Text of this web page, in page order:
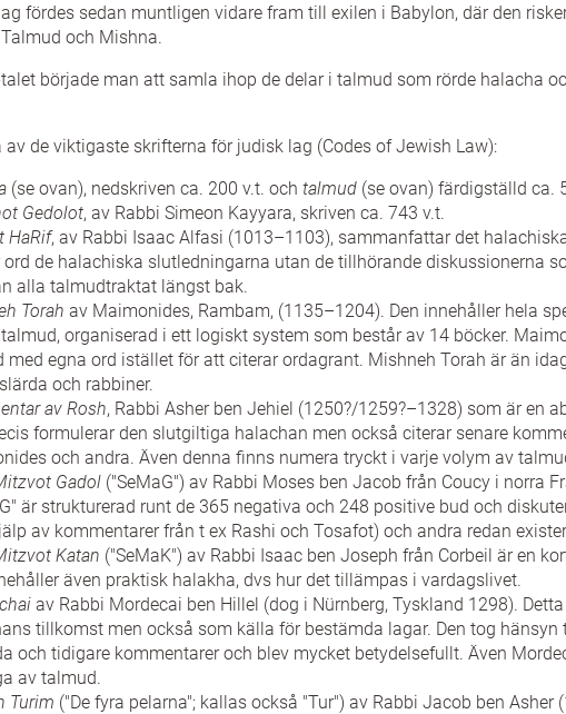
fördes sedan muntligen vidare fram till exilen i Babylon, där den
och Mishna.
började man att samla ihop de delar i talmud som rörde halacha
av de viktigaste skrifterna för judisk lag (Codes of Jewish Law):
(se ovan), nedskriven ca. 200 v.t. och talmud (se ovan) färdigställd ca.
Gedolot, av Rabbi Simeon Kayyara, skriven ca. 743 v.t.
HaRif, av Rabbi Isaac Alfasi (1013–1103), sammanfattar det
ord de halachiska slutledningarna utan de tillhörande diskussionerna
alla talmudtraktat längst bak.
Torah av Maimonides, Rambam, (1135–1204). Den innehåller hela
organiserad i ett logiskt system som består av 14 böcker.
med egna ord istället för att citerar ordagrant. Mishneh Torah är än
och rabbiner.
av Rosh, Rabbi Asher ben Jehiel (1250?/1259?–1328) som är en
formulerar den slutgiltiga halachan men också citerar senare
och andra. Även denna finns numera tryckt i varje volym av
Gadol ("SeMaG") av Rabbi Moses ben Jacob från Coucy i norra
är strukturerad runt de 365 negativa och 248 positive bud och
av kommentarer från t ex Rashi och Tosafot) och andra redan
Katan ("SeMaK") av Rabbi Isaac ben Joseph från Corbeil är en
även praktisk halakha, dvs hur det tillämpas i vardagslivet.
av Rabbi Mordecai ben Hillel (dog i Nürnberg, Tyskland 1298).
tillkomst men också som källa för bestämda lagar. Den tog
och tidigare kommentarer och blev mycket betydelsefullt. Även
av talmud.
Turim ("De fyra pelarna"; kallas också "Tur") av Rabbi Jacob ben Asher